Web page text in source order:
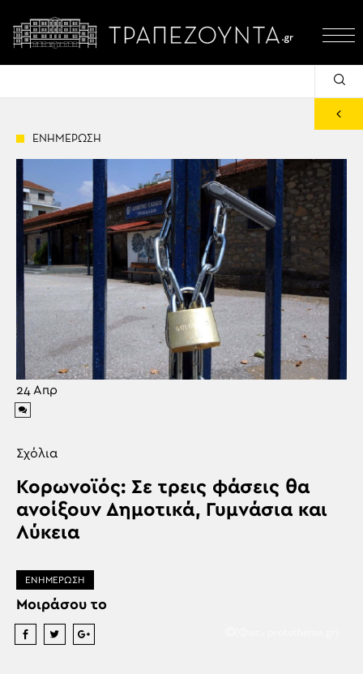
ΕΝΗΜΕΡΩΣΗ
24 Απρ
Σχόλια
Κορωνοϊός: Σε τρεις φάσεις θα
ανοίξουν Δημοτικά, Γυμνάσια και
Λύκεια
ΕΝΗΜΕΡΩΣΗ
Μοιράσου το